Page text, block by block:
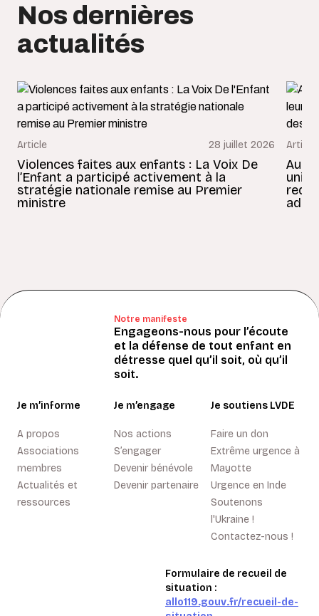
Nos dernières
actualités
Article 28 juillet 2026
Violences faites aux enfants : La Voix De
l’Enfant a participé activement à la
stratégie nationale remise au Premier
ministre
Article
Au
Notre manifeste
Engageons-nous pour l’écoute
et la défense de tout enfant en
détresse quel qu’il soit, où qu’il
soit.
Je m’informe
A propos
Associations
membres
Actualités et
ressources
Je m’engage
Nos actions
S’engager
Devenir bénévole
Devenir partenaire
Je soutiens LVDE
Faire un don
Extrême urgence à
Mayotte
Urgence en Inde
Soutenons
l'Ukraine !
Contactez-nous !
Formulaire de recueil de
situation :
allo119.gouv.fr/recueil-de-